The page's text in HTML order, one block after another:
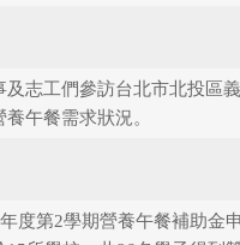
及志工們參訪台北市北投區
午餐需求狀況。
度第2學期營養午餐補助金